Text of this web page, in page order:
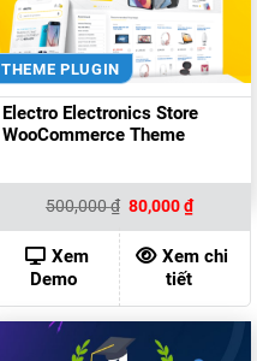
THEME PLUGIN
Electro Electronics Store
WooCommerce Theme
500,000₫ Giá
gốc
là:
500,000 ₫.
80,000₫Giá
hiện
tại
là:
80,000
Xem
Demo
Xem chi
tiết